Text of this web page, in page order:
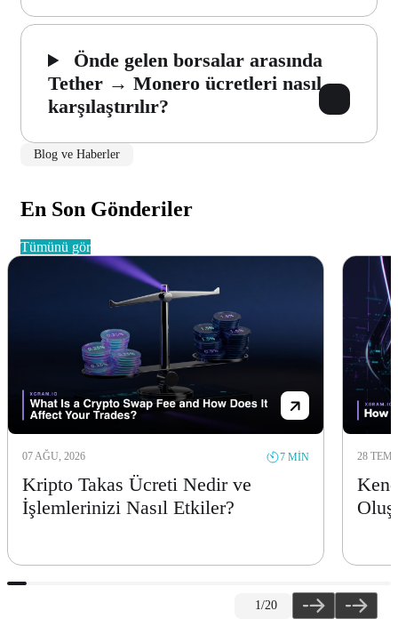
Önde gelen borsalar arasında
Tether → Monero ücretleri nasıl
karşılaştırılır?
Blog ve Haberler
En Son Gönderiler
tümünü gör
07 AĞU, 2026 7 MIN
Kripto Takas Ücreti Nedir ve
İşlemlerinizi Nasıl Etkiler?
28 TEM,
1/20